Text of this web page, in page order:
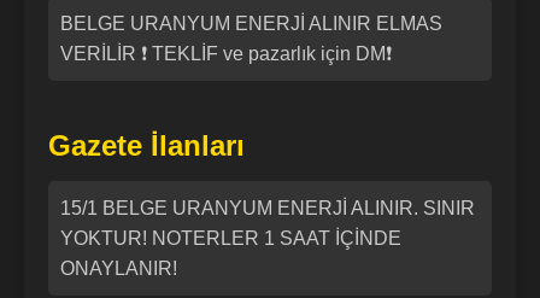
BELGE URANYUM ENERJİ ALINIR ELMAS
VERİLİR ❗ TEKLİF ve pazarlık için DM❗
Gazete İlanları
15/1 BELGE URANYUM ENERJİ ALINIR. SINIR
YOKTUR! NOTERLER 1 SAAT İÇİNDE
ONAYLANIR!